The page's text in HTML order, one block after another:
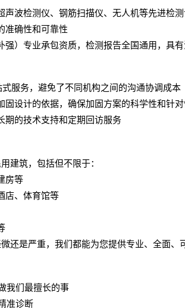
声波检测仪、钢筋扫描仪、无人机等先进检
准确性和可靠性
）专业承包资质，检测报告全国通用，具
式服务，避免了不同机构之间的沟通协调成本
设计的依据，确保加固方案的科学性和针对
期的技术支持和定期回访服务
建筑，包括但不限于：
房等
店、体育馆等
还是严重，我们都能为您提供专业、全面、
我们最擅长的事
准诊断